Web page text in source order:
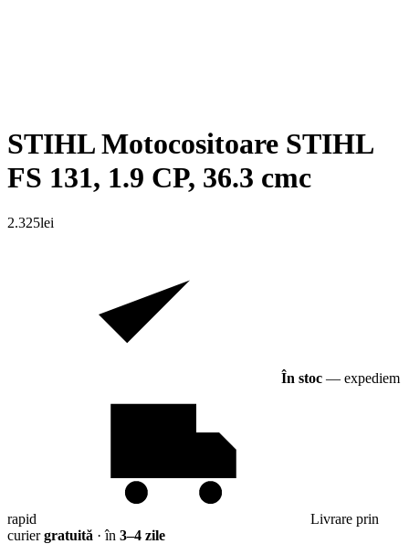
STIHL Motocositoare STIHL
FS 131, 1.9 CP, 36.3 cmc
2.325lei
În stoc — expediem
rapid
Livrare prin
curiergratuită · în 3–4 zile